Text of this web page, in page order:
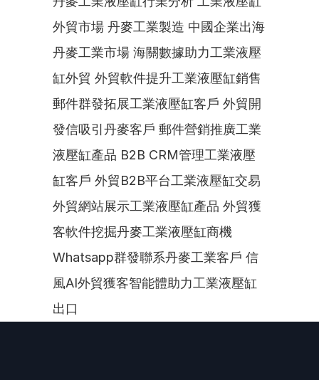
外貿市場 丹麥工業製造 中國企業出海
丹麥工業市場 海關數據助力工業液壓
缸外貿 外貿軟件提升工業液壓缸銷售
郵件群發拓展工業液壓缸客戶 外貿開
發信吸引丹麥客戶 郵件營銷推廣工業
液壓缸產品 B2B CRM管理工業液壓
缸客戶 外貿B2B平台工業液壓缸交易
外貿網站展示工業液壓缸產品 外貿獲
客軟件挖掘丹麥工業液壓缸商機
Whatsapp群發聯系丹麥工業客戶 信
風AI外貿獲客智能體助力工業液壓缸
出口